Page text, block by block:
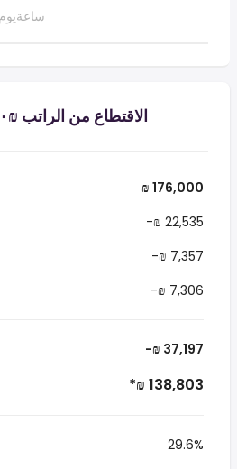
يومساعة
الاقتطاع من الراتب ₪‏١٧٦٬٠٠٠ في إسرائيل
₪ 176,000
-₪ 22,535
-₪ 7,357
-₪ 7,306
-₪ 37,197
*₪ 138,803
29.6%